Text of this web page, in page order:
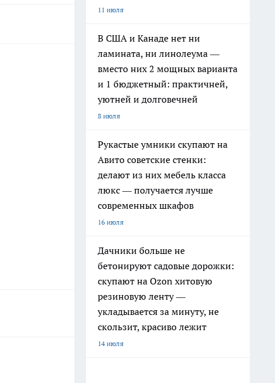
11 июля
В США и Канаде нет ни
ламината, ни линолеума —
вместо них 2 мощных варианта
и 1 бюджетный: практичней,
уютней и долговечней
8 июля
Рукастые умники скупают на
Авито советские стенки:
делают из них мебель класса
люкс — получается лучше
современных шкафов
16 июля
Дачники больше не
бетонируют садовые дорожки:
скупают на Ozon хитовую
резиновую ленту —
укладывается за минуту, не
скользит, красиво лежит
14 июля